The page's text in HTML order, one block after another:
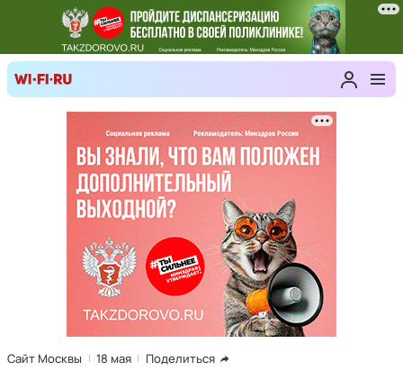
Сайт Москвы 18 мая Поделиться